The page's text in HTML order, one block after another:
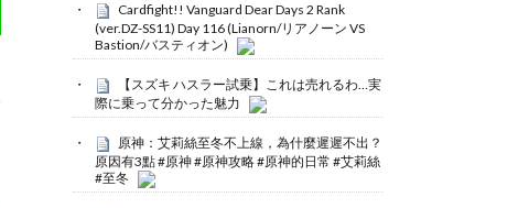
Cardfight!! Vanguard Dear Days 2 Rank
(ver.DZ-SS11) Day 116 (Lianorn/リアノーン VS
Bastion/バスティオン)
【スズキ ハスラー試乗】これは売れるわ…実
際に乗って分かった魅力
原神：艾莉絲至冬不上線，為什麼遲遲不出？
原因有3點 #原神 #原神攻略 #原神的日常 #艾莉絲
#至冬